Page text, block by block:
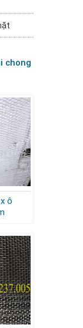
chong
ô